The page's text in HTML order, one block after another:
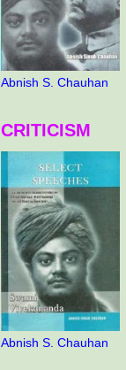
Abnish S. Chauhan
CRITICISM
Abnish S. Chauhan